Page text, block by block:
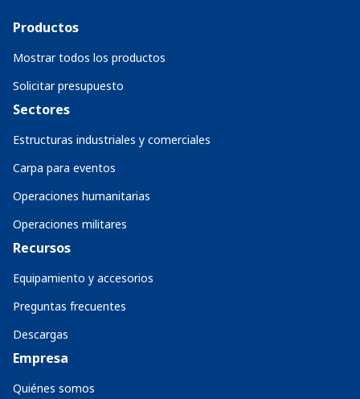
Productos
Mostrar todos los productos
Solicitar presupuesto
Sectores
Estructuras industriales y comerciales
Carpa para eventos
Operaciones humanitarias
Operaciones militares
Recursos
Equipamiento y accesorios
Preguntas frecuentes
Descargas
Empresa
Quiénes somos